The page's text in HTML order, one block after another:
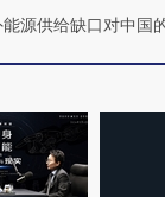
博
源供给缺口对中国